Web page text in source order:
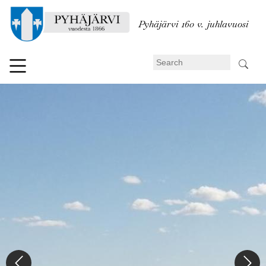
toPyhäjärvi 160 v. juhlavuosi
Search